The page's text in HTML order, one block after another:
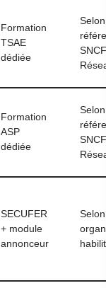
Formation
TSAE
dédiée
Selon
SNCF
Formation
ASP
dédiée
Selon
SNCF
SECUFER
+ module
annonceur
Selon